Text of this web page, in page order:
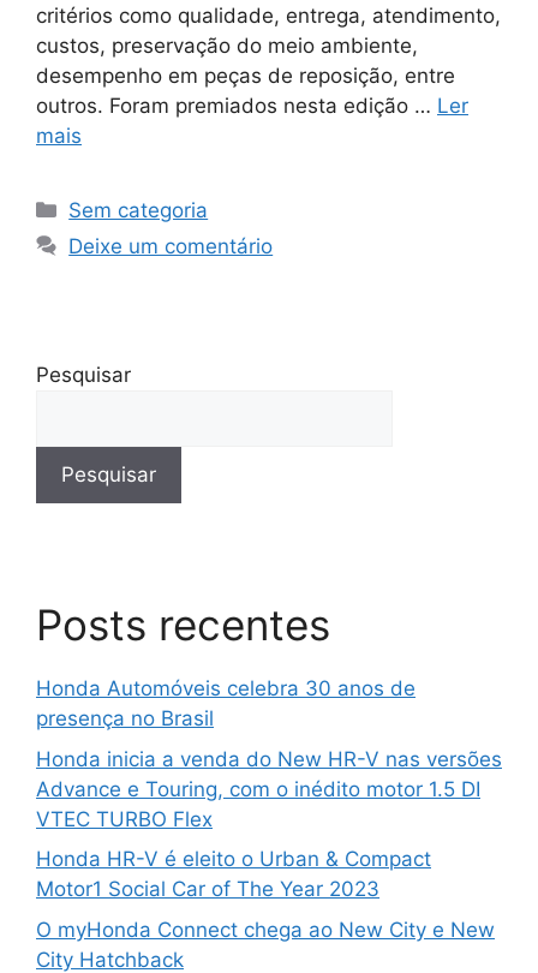
critérios como qualidade, entrega, atendimento,
custos, preservação do meio ambiente,
desempenho em peças de reposição, entre
outros. Foram premiados nesta edição … Ler
mais
Sem categoria
Deixe um comentário
Pesquisar
Pesquisar
Posts recentes
Honda Automóveis celebra 30 anos de
presença no Brasil
Honda inicia a venda do New HR-V nas versões
Advance e Touring, com o inédito motor 1.5 DI
VTEC TURBO Flex
Honda HR-V é eleito o Urban & Compact
Motor1 Social Car of The Year 2023
O myHonda Connect chega ao New City e New
City Hatchback